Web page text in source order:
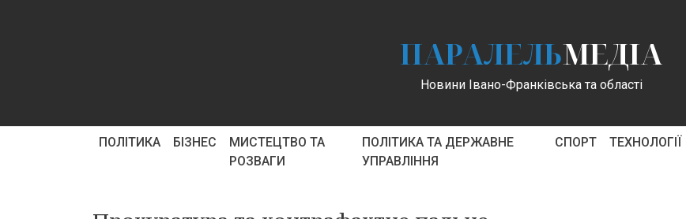
ПАРАЛЕЛЬМЕДІА
Новини Івано-Франківська та області
ПОЛІТИКА БІЗНЕС
МИСТЕЦТВО ТА
РОЗВАГИ
ПОЛІТИКА ТА ДЕРЖАВНЕ
УПРАВЛІННЯ
СПОРТ ТЕХНОЛОГІЇ